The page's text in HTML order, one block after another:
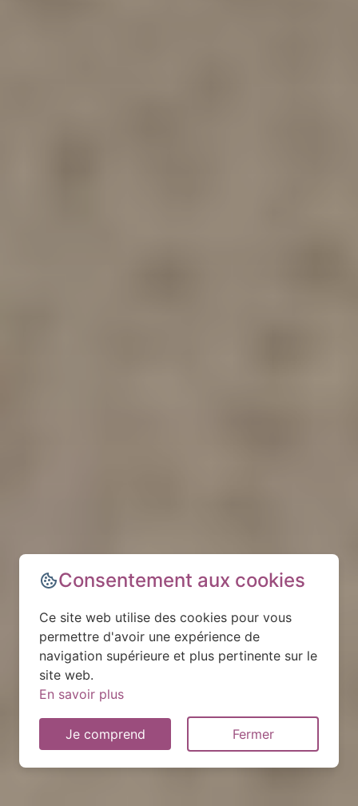
Consentement aux cookies
Ce site web utilise des cookies pour vous
permettre d'avoir une expérience de
navigation supérieure et plus pertinente sur le
site web.
En savoir plus
Je comprend Fermer